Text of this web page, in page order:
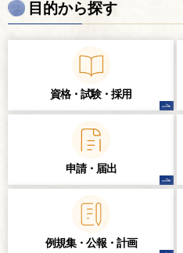
目的から探す
資格・試験・ 採用
申請・届出
例規集・公報・計画